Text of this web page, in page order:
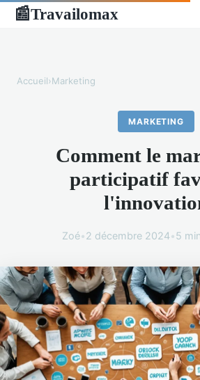
📰Travailomax
Accueil›Marketing
MARKETING
Comment le
participatif
Zoé•2 décembre 2024•5